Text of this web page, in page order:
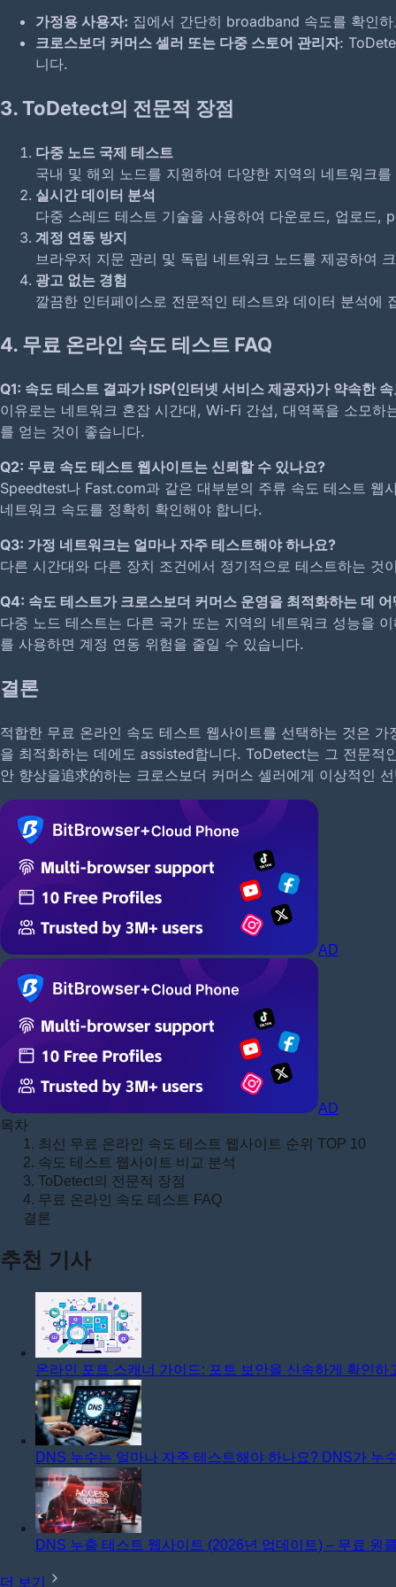
가정용 사용자: 집에서 간단히 broadband 속도를 확인
크로스보더 커머스 셀러 또는 다중 스토어 관리자:
니다.
3.ToDetect의 전문적 장점
다중 노드 국제 테스트
국내 및 해외 노드를 지원하여 다양한 지역의 네트워크
실시간 데이터 분석
다중 스레드 테스트 기술을 사용하여 다운로드, 업로드,
계정 연동 방지
브라우저 지문 관리 및 독립 네트워크 노드를 제공하여
광고 없는 경험
깔끔한 인터페이스로 전문적인 테스트와 데이터 분석에
4. 무료 온라인 속도 테스트 FAQ
Q1: 속도 테스트 결과가 ISP(인터넷 서비스 제공자)가 약속한
이유로는 네트워크 혼잡 시간대, Wi-Fi 간섭, 대역폭을 소모
를 얻는 것이 좋습니다.
Q2: 무료 속도 테스트 웹사이트는 신뢰할 수 있나요?
Speedtest나 Fast.com과 같은 대부분의 주류 속도 테스트 웹
네트워크 속도를 정확히 확인해야 합니다.
Q3: 가정 네트워크는 얼마나 자주 테스트해야 하나요?
다른 시간대와 다른 장치 조건에서 정기적으로 테스트하는
Q4: 속도 테스트가 크로스보더 커머스 운영을 최적화하는 데
다중 노드 테스트는 다른 국가 또는 지역의 네트워크 성능을
를 사용하면 계정 연동 위험을 줄일 수 있습니다.
결론
적합한 무료 온라인 속도 테스트 웹사이트를 선택하는 것은
을 최적화하는 데에도 assisted합니다. ToDetect는 그 전문적
안 향상을追求的하는 크로스보더 커머스 셀러에게 이상적인
AD
AD
목차
1. 최신 무료 온라인 속도 테스트 웹사이트 순위 TOP 10
2. 속도 테스트 웹사이트 비교 분석
3. ToDetect의 전문적 장점
4. 무료 온라인 속도 테스트 FAQ
결론
추천 기사
온라인 포트 스캐너 가이드: 포트 보안을 신속하게 확인
DNS 누수는 얼마나 자주 테스트해야 하나요? DNS가 누
DNS 누출 테스트 웹사이트 (2026년 업데이트) – 무료 원
더 보기